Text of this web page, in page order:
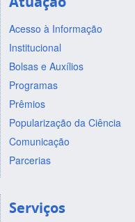
Acesso à Informação
Institucional
Bolsas e Auxílios
Programas
Prêmios
Popularização da Ciência
Comunicação
Parcerias
Serviços